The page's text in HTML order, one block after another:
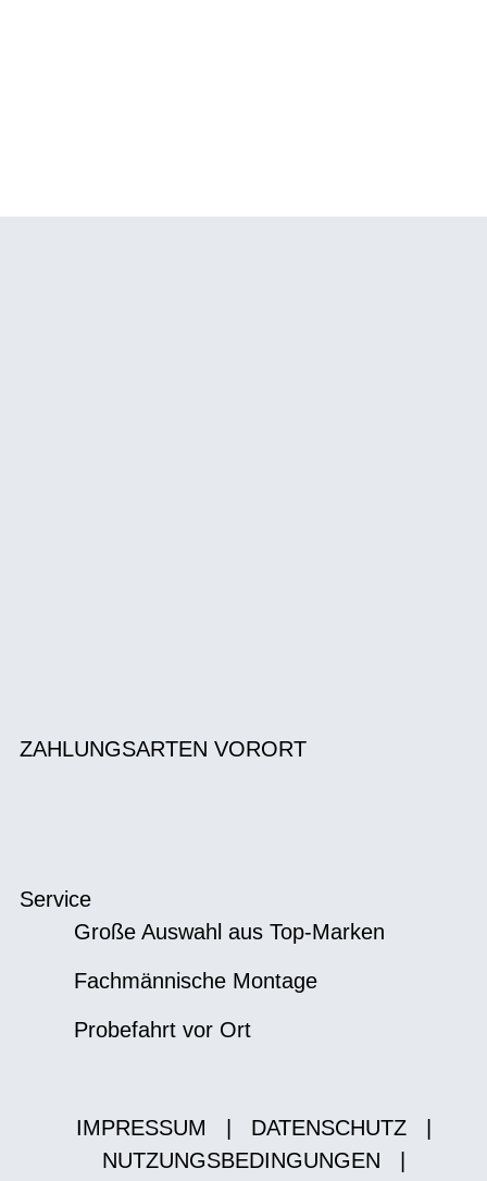
ZAHLUNGSARTEN VORORT
Service
Große Auswahl aus Top-Marken
Fachmännische Montage
Probefahrt vor Ort
IMPRESSUM DATENSCHUTZ
NUTZUNGSBEDINGUNGEN